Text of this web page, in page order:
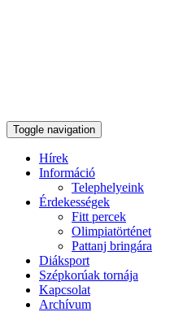
Toggle navigation
Hírek
Információ
Telephelyeink
Érdekességek
Fitt percek
Olimpiatörténet
Pattanj bringára
Diáksport
Szépkorúak tornája
Kapcsolat
Archívum